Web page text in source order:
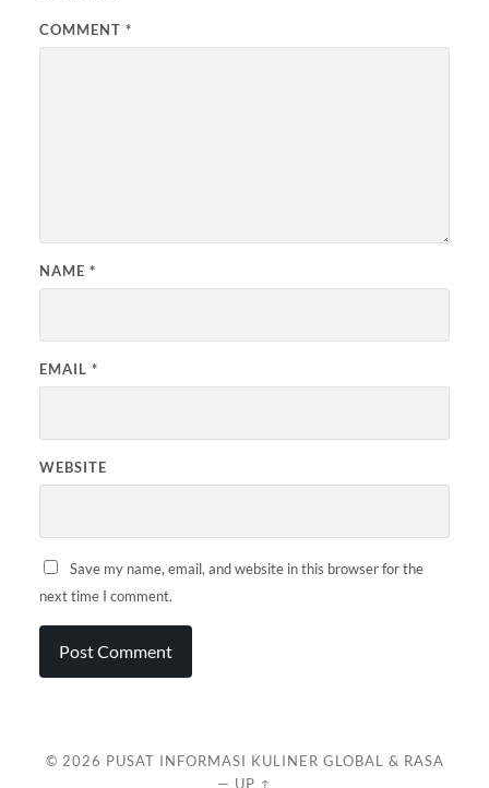
COMMENT *
NAME *
EMAIL *
WEBSITE
Save my name, email, and website in this browser for the
next time I comment.
© 2026 PUSAT INFORMASI KULINER GLOBAL & RASA
— UP ↑